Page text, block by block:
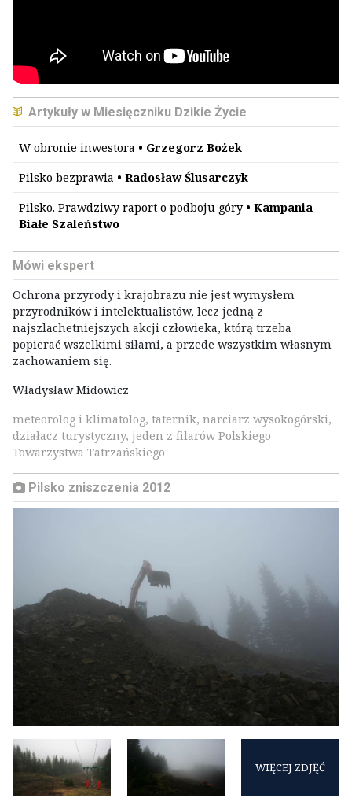
Artykuły w Miesięczniku Dzikie Życie
W obronie inwestora • Grzegorz Bożek
Pilsko bezprawia • Radosław Ślusarczyk
Pilsko. Prawdziwy raport o podboju góry• Kampania
Białe Szaleństwo
Mówi ekspert
Ochrona przyrody i krajobrazu nie jest wymysłem
przyrodników i intelektualistów, lecz jedną z
najszlachetniejszych akcji człowieka, którą trzeba
popierać wszelkimi siłami, a przede wszystkim własnym
zachowaniem się.
Władysław Midowicz
meteorolog i klimatolog, taternik, narciarz wysokogórski,
działacz turystyczny, jeden z filarów Polskiego
Towarzystwa Tatrzańskiego
Pilsko zniszczenia 2012
WIĘCEJ ZDJĘĆ